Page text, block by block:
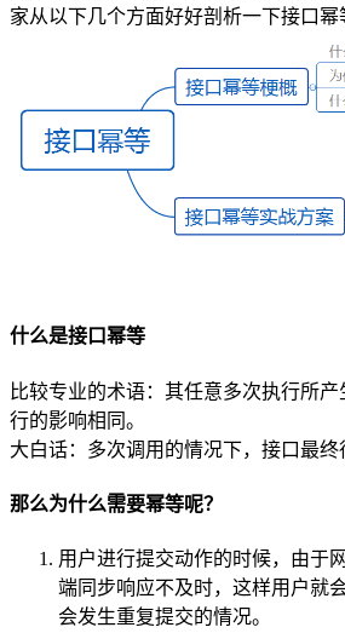
家从以下几个方面好好剖析一下接口幂
什么是接口幂等
比较专业的术语：其任意多次执行所
行的影响相同。
大白话：多次调用的情况下，接口最终
那么为什么需要幂等呢？
用户进行提交动作的时候，由于
端同步响应不及时，这样用户就
会发生重复提交的情况。